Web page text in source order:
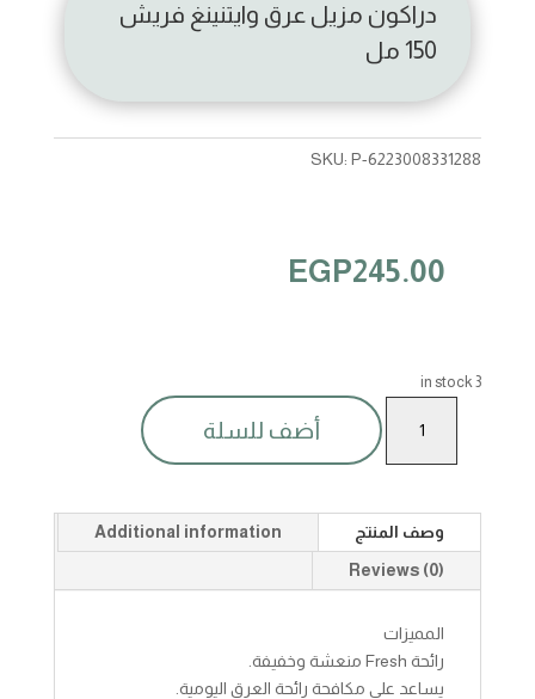
دراكون مزيل عرق وايتنينغ فريش
150 مل
SKU:P-6223008331288
EGP245.00
3 in stock
مزيل
150
مل
quantity
أضف للسلة
وصف المنتج
Additional information
Reviews (0)
المميزات
رائحة Fresh منعشة وخفيفة.
يساعد على مكافحة رائحة العرق اليومية.